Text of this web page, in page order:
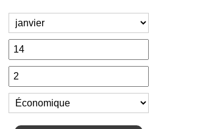
ou connectez-vous par mail
Politique de confidentialité.